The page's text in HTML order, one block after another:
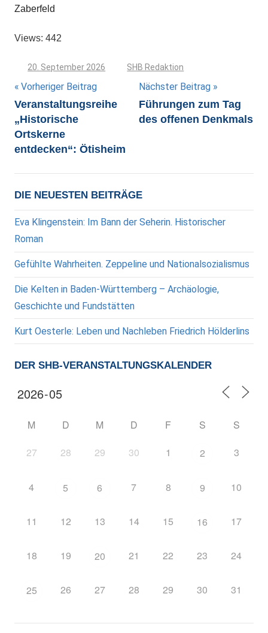
Zaberfeld
Views: 442
20. September 2026 SHB Redaktion
Beitragsnavigation
Vorheriger Beitrag
Veranstaltungsreihe
„Historische
Ortskerne
entdecken“: Ötisheim
Nächster Beitrag
Führungen zum Tag
des offenen Denkmals
DIE NEUESTEN BEITRÄGE
Eva Klingenstein: Im Bann der Seherin. Historischer
Roman
Gefühlte Wahrheiten. Zeppeline und Nationalsozialismus
Die Kelten in Baden-Württemberg – Archäologie,
Geschichte und Fundstätten
Kurt Oesterle: Leben und Nachleben Friedrich Hölderlins
DER SHB-VERANSTALTUNGSKALENDER
M D M D F S S
27 28 29 30 1 2 3
4 5 6 7 8 9 10
11 12 13 14 15 16 17
18 19 20 21 22 23 24
25 26 27 28 29 30 31